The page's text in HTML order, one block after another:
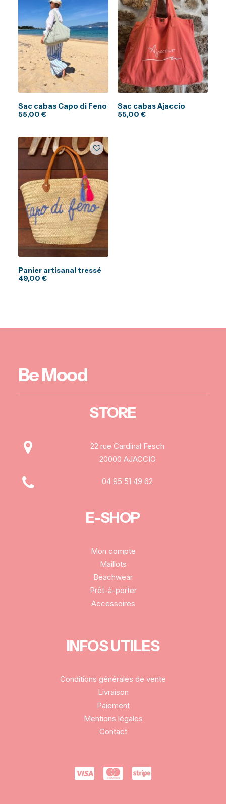
Sac cabas Capo di Feno
55,00 €
Sac cabas Ajaccio
55,00 €
Panier artisanal tressé
49,00 €
Be Mood
STORE
22 rue Cardinal Fesch
20000 AJACCIO
04 95 51 49 62
E-SHOP
Mon compte
Maillots
Beachwear
Prêt-à-porter
Accessoires
INFOS UTILES
Conditions générales de vente
Livraison
Paiement
Mentions légales
Contact